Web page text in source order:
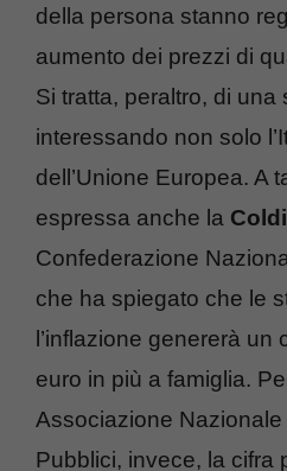
della persona stanno
aumento dei prezzi di
Si tratta, peraltro, di una
interessando non solo
dell’Unione Europea. A
espressa anche la
Confederazione
che ha spiegato che le
l’inflazione genererà un
euro in più a famiglia.
Associazione Nazionale
Pubblici, invece, la cifra